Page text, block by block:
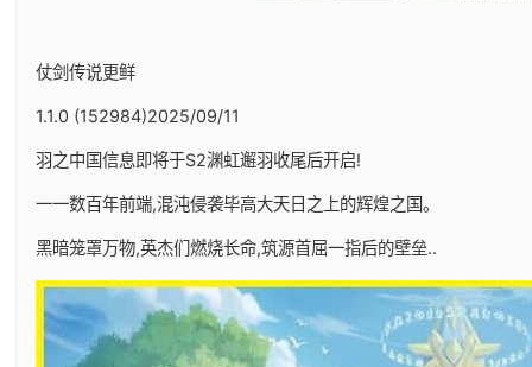
仗剑传说更鲜
1.1.0 (152984)2025/09/11
羽之中国信息即将于S2渊虹邂羽收尾后开启!
一一数百年前端,混沌侵袭毕高大天日之上的辉煌之国。
黑暗笼罩万物,英杰们燃烧长命,筑源首屈一指后的壁垒..